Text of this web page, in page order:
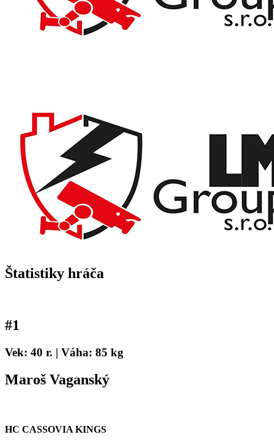
Štatistiky hráča
#1
Vek: 40 r. | Váha: 85 kg
Maroš Vaganský
HC CASSOVIA KINGS